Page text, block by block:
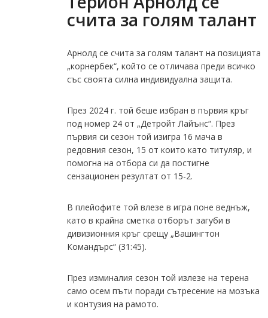
счита за голям талант
Арнолд се счита за голям талант на позицията
„корнербек“, който се отличава преди всичко
със своята силна индивидуална защита.
През 2024 г. той беше избран в първия кръг
под номер 24 от „Детройт Лайънс“. През
първия си сезон той изигра 16 мача в
редовния сезон, 15 от които като титуляр, и
помогна на отбора си да постигне
сензационен резултат от 15-2.
В плейофите той влезе в игра поне веднъж,
като в крайна сметка отборът загуби в
дивизионния кръг срещу „Вашингтон
Командърс“ (31:45).
През изминалия сезон той излезе на терена
само осем пъти поради сътресение на мозъка
и контузия на рамото.